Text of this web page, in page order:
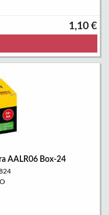
1,10 €
AALR06 Box-24